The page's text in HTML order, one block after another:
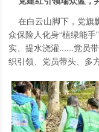
在白云山脚下，党旗
众保险人化身“植绿能
实、提水浇灌......党员
织引领、党员带头、多